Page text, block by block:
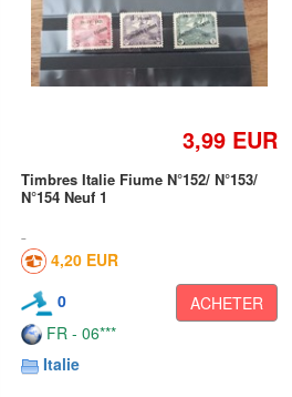
3,99 EUR
Timbres Italie Fiume N°152/ N°153/
N°154 Neuf 1
4,20 EUR
0
ACHETER
FR - 06***
Italie